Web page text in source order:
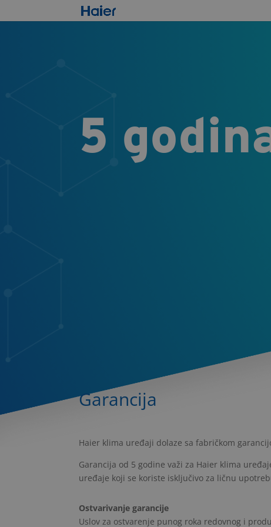
5
Garancija
Haier klima uređaji dolaze sa fabričkom
Garancija od 5 godine važi za Haier klima
uređaje koji se koriste isključivo za ličnu
Ostvarivanje garancije
Uslov za ostvarenje punog roka redovnog i